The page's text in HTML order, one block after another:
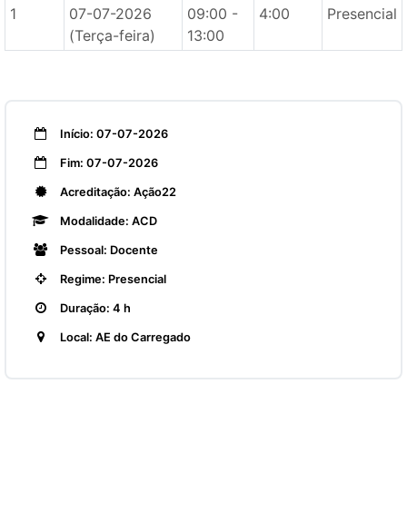
1
07-07-2026
(Terça-feira)
09:00 -
13:00
4:00 Presencial
Início: 07-07-2026
Fim: 07-07-2026
Acreditação: Ação22
Modalidade: ACD
Pessoal: Docente
Regime: Presencial
Duração: 4 h
Local: AE do Carregado